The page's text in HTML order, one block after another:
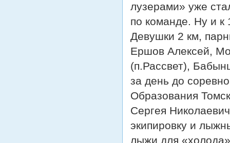
лузерами» уже
по команде. Ну и
Девушки 2 км,
Ершов Алексей,
(п.Рассвет),
за день до
Образования
Сергея
экипировку и
лыжи для